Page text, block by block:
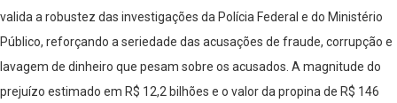
valida a robustez das investigações da Polícia Federal e do Ministério
Público, reforçando a seriedade das acusações de fraude, corrupção e
lavagem de dinheiro que pesam sobre os acusados. A magnitude do
prejuízo estimado em R$ 12,2 bilhões e o valor da propina de R$ 146